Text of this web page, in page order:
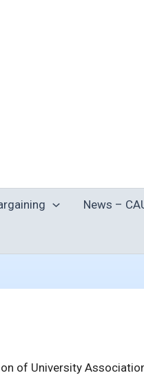
News –
of University